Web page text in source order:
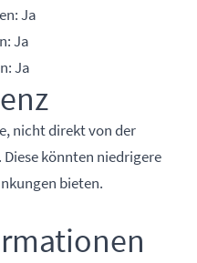
Ja
Ja
Ja
nicht direkt von der
könnten niedrigere
bieten.